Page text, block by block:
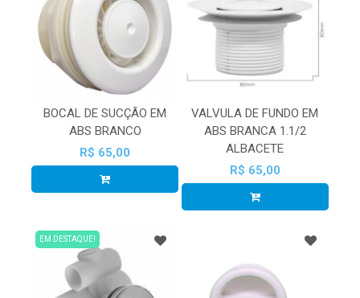
BOCAL DE SUCÇÃO EM
ABS BRANCO
R$ 65,00
VALVULA DE FUNDO EM
ABS BRANCA 1.1/2
ALBACETE
R$ 65,00
EM DESTAQUE!